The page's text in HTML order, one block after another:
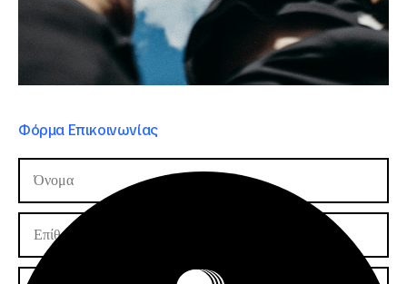
Φόρμα Επικοινωνίας